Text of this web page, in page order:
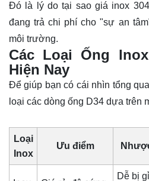
Đó là lý do tại sao giá inox
đang trả chi phí cho "sự an
môi trường.
Các Loại Ống
Hiện Nay
Để giúp bạn có cái nhìn tổng
loại các dòng ống D34 dựa trên
Loại
Inox
Ưu điểm
Dễ bị